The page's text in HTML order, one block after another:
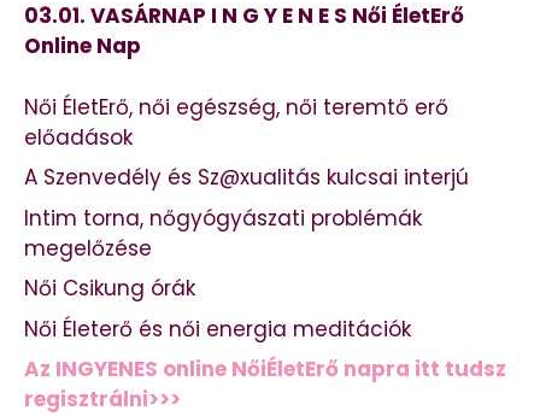
03.01. VASÁRNAP I N G Y E N E S Női ÉletErő
Online Nap
Női ÉletErő, női egészség, női teremtő erő
előadások
A Szenvedély és Sz@xualitás kulcsai interjú
Intim torna, nőgyógyászati problémák
megelőzése
Női Csikung órák
Női Életerő és női energia meditációk
Az INGYENES online NőiÉletErő napra itt tudsz
regisztrálni>>>